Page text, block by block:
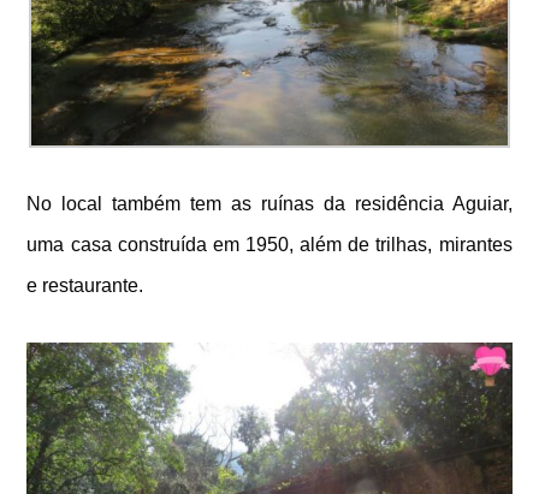
No local também tem as ruínas da residência Aguiar,
uma casa construída em 1950, além de trilhas, mirantes
e restaurante.